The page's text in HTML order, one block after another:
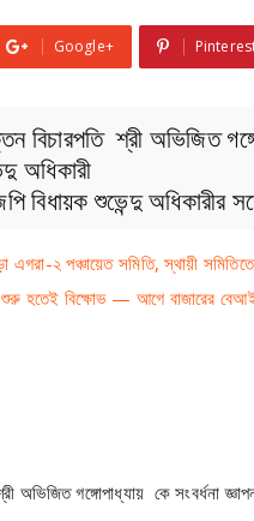
Google+
বিচারপতি শ্রী অভিজিত
অধিকারী
বিধায়ক শুভেন্দু অধিকারীর
এগরা-২ পঞ্চায়েত সমিতি, স্থায়ী
হতেই বিক্ষোভ — আগে বাজারের
অভিজিত গঙ্গোপাধ্যায় কে সংবর্ধনা